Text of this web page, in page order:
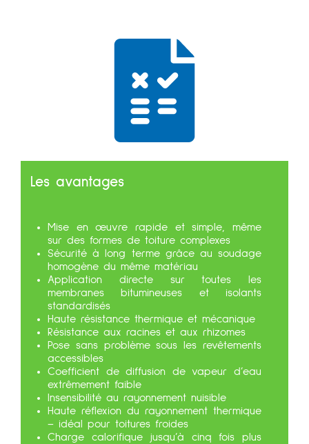
Les avantages
Mise en œuvre rapide et simple, même
sur des formes de toiture complexes
Sécurité à long terme grâce au soudage
homogène du même matériau
Application directe sur toutes les
membranes bitumineuses et isolants
standardisés
Haute résistance thermique et mécanique
Résistance aux racines et aux rhizomes
Pose sans problème sous les revêtements
accessibles
Coefficient de diffusion de vapeur d’eau
extrêmement faible
Insensibilité au rayonnement nuisible
Haute réflexion du rayonnement thermique
– idéal pour toitures froides
Charge calorifique jusqu’à cinq fois plus